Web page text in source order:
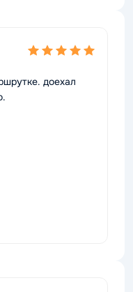
доехал